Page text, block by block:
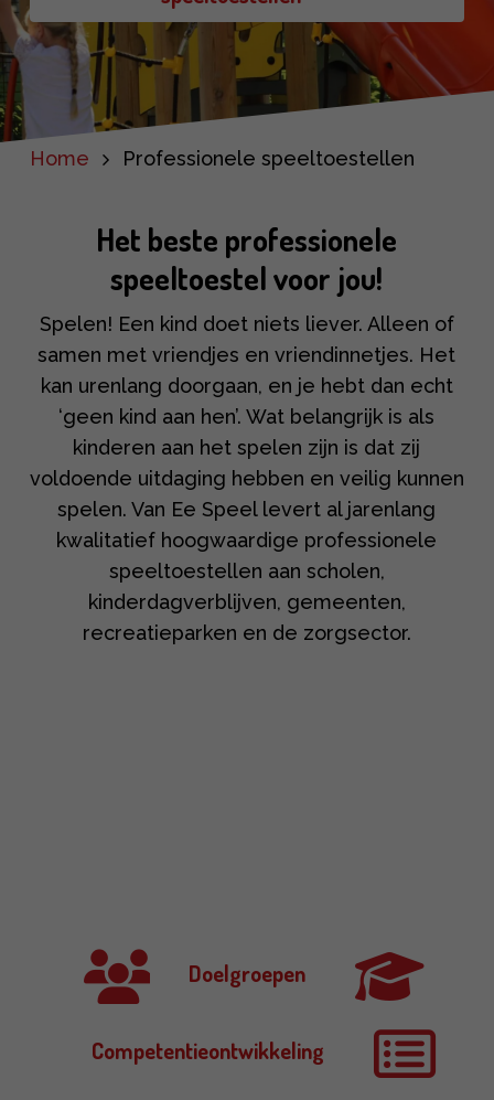
Home Professionele speeltoestellen
Het beste professionele
speeltoestel voor jou!
Spelen! Een kind doet niets liever. Alleen of
samen met vriendjes en vriendinnetjes. Het
kan urenlang doorgaan, en je hebt dan echt
‘geen kind aan hen’. Wat belangrijk is als
kinderen aan het spelen zijn is dat zij
voldoende uitdaging hebben en veilig kunnen
spelen. Van Ee Speel levert al jarenlang
kwalitatief hoogwaardige professionele
speeltoestellen aan scholen,
kinderdagverblijven, gemeenten,
recreatieparken en de zorgsector.
Doelgroepen
Competentieontwikkeling